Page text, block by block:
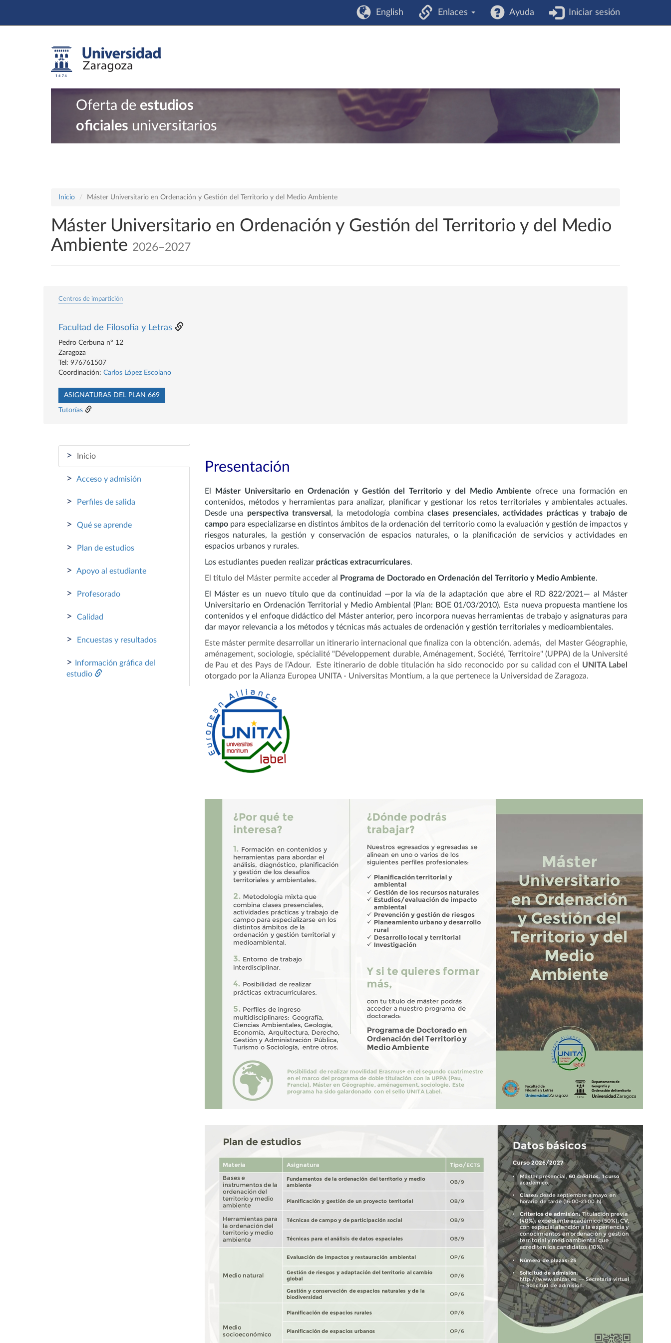
English Enlaces Ayuda Iniciar sesión
Oferta de estudios
oficiales universitarios
Inicio Máster Universitario en Ordenación y Gestión del Territorio y del Medio Ambiente
Máster Universitario en Ordenación y Gestión del Territorio y del Medio
Ambiente 2026–2027
Centros de impartición
Facultad de Filosofía y Letras
Pedro Cerbuna nº 12
Zaragoza
Tel: 976761507
Coordinación: Carlos López Escolano
ASIGNATURAS DEL PLAN 669
Tutorías
> Inicio
> Acceso y admisión
> Perfiles de salida
> Qué se aprende
> Plan de estudios
> Apoyo al estudiante
> Profesorado
> Calidad
> Encuestas y resultados
>
Información gráfica del
estudio
Presentación
El Máster Universitario en Ordenación y Gestión del Territorio y del Medio Ambiente ofrece una formación en
contenidos, métodos y herramientas para analizar, planificar y gestionar los retos territoriales y ambientales actuales.
Desde una perspectiva transversal , la metodología combina clases presenciales, actividades prácticas y trabajo de
campopara especializarse en distintos ámbitos de la ordenación del territorio como la evaluación y gestión de impactos y
riesgos naturales, la gestión y conservación de espacios naturales, o la planificación de servicios y actividades en
espacios urbanos y rurales.
Los estudiantes pueden realizar prácticas extracurriculares.
El título del Máster permite acceder al Programa de Doctorado en Ordenación del Territorio y Medio Ambiente.
El Máster es un nuevo título que da continuidad —por la vía de la adaptación que abre el RD 822/2021— al Máster
Universitario en Ordenación Territorial y Medio Ambiental (Plan: BOE 01/03/2010). Esta nueva propuesta mantiene los
contenidos y el enfoque didáctico del Máster anterior, pero incorpora nuevas herramientas de trabajo y asignaturas para
dar mayor relevancia a los métodos y técnicas más actuales de ordenación y gestión territoriales y medioambientales.
Este máster permite desarrollar un itinerario internacional que finaliza con la obtención, además, del Master Géographie,
aménagement, sociologie, spécialité "Développement durable, Aménagement, Société, Territoire" (UPPA) de la Université
de Pau et des Pays de l’Adour.
Este itinerario de doble titulación ha sido reconocido por su calidad con el UNITA Label
otorgado por la Alianza Europea UNITA - Universitas Montium, a la que pertenece la Universidad de Zaragoza.